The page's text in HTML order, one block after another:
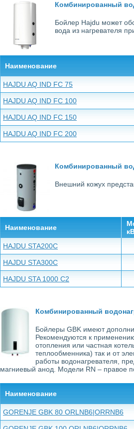
Комбинированный
Бойлер Hajdu может
вода из нагревателя
Наименование
HAJDU AQ IND FC 75
HAJDU AQ IND FC 100
HAJDU AQ IND FC 150
HAJDU AQ IND FC 200
Комбинированный
Внешний кожух
Наименование
HAJDU STA200C
HAJDU STA300C
HAJDU STA 1000 C2
Комбинированный
Бойлеры GBK имеют
Рекомендуются к
отопления или частная
теплообменника) так и от
работы водонагревателя,
магниевый анод. Модели RN – правое
Наименование
GORENJE GBK 80 ORLNB6|ORRNB6